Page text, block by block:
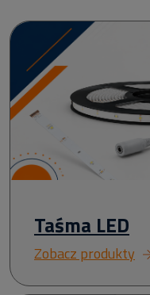
Taśma LED
Zobacz produkty